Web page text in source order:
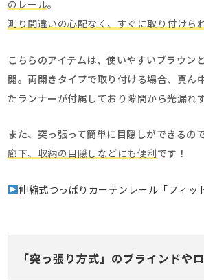
のレール。
測り間違いの心配なく、すぐに取り付けら
こちらのアイテムは、使いやすいブラウン
開。両開きタイプで取り付ける場合、真ん
たランナーが付属しており隙間から光漏れ
また、突っ張って簡単に目隠しができるので
廊下、収納の目隠しなどにも便利 です！
伸縮式つっぱりカーテンレール「フィッ
「突っ張り方式」のブラインドや